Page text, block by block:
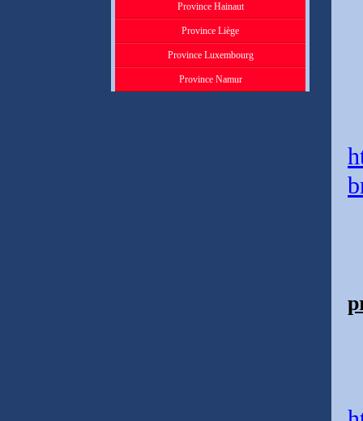
Province Hainaut
Province Liège
Province Luxembourg
Province Namur